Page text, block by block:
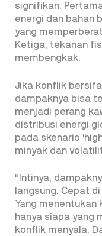
signifikan.
energi dan bahan
yang
Ketiga, tekanan
membengkak.
Jika konflik
dampaknya bisa
menjadi perang
distribusi energi
pada skenario
minyak dan
“Intinya,
langsung. Cepat
Yang menentukan
hanya siapa yang
konflik menyala.